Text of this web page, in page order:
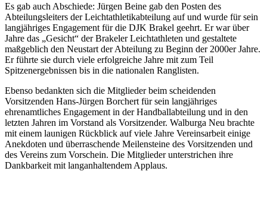
Es gab auch Abschiede: Jürgen Beine gab den Posten des
Abteilungsleiters der Leichtathletikabteilung auf und wurde für sein
langjähriges Engagement für die DJK Brakel geehrt. Er war über
Jahre das „Gesicht“ der Brakeler Leichtathleten und gestaltete
maßgeblich den Neustart der Abteilung zu Beginn der 2000er Jahre.
Er führte sie durch viele erfolgreiche Jahre mit zum Teil
Spitzenergebnissen bis in die nationalen Ranglisten.
Ebenso bedankten sich die Mitglieder beim scheidenden
Vorsitzenden Hans-Jürgen Borchert für sein langjähriges
ehrenamtliches Engagement in der Handballabteilung und in den
letzten Jahren im Vorstand als Vorsitzender. Walburga Neu brachte
mit einem launigen Rückblick auf viele Jahre Vereinsarbeit einige
Anekdoten und überraschende Meilensteine des Vorsitzenden und
des Vereins zum Vorschein. Die Mitglieder unterstrichen ihre
Dankbarkeit mit langanhaltendem Applaus.